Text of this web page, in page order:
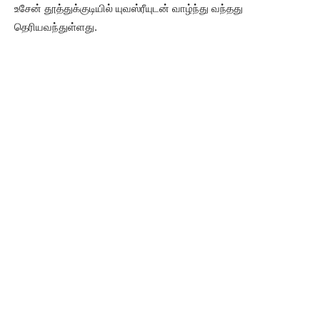
உசேன் தூத்துக்குடியில் யுவஸ்ரீயுடன் வாழ்ந்து வந்தது
தெரியவந்துள்ளது.